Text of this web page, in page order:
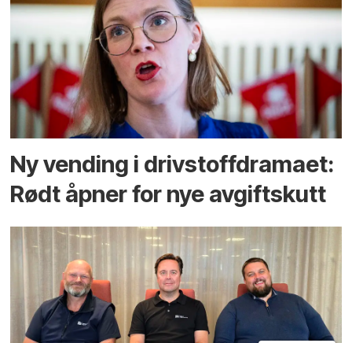
Ny vending i drivstoffdramaet:
Rødt åpner for nye avgiftskutt